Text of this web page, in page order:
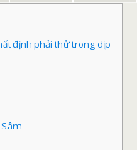
định phải thử trong dịp